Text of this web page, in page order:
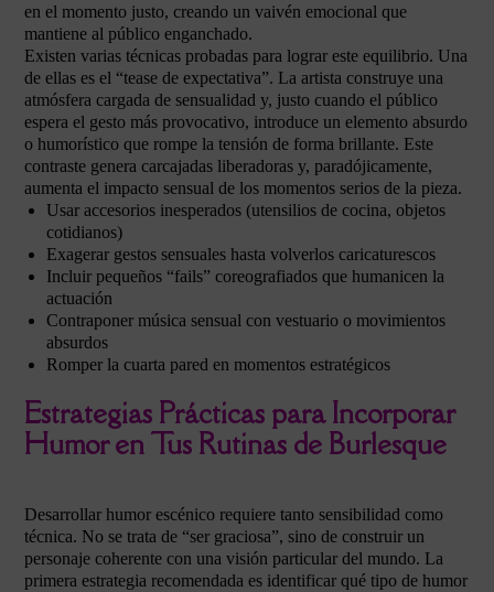
en el momento justo, creando un vaivén emocional que
mantiene al público enganchado.
Existen varias técnicas probadas para lograr este equilibrio. Una
de ellas es el “tease de expectativa”. La artista construye una
atmósfera cargada de sensualidad y, justo cuando el público
espera el gesto más provocativo, introduce un elemento absurdo
o humorístico que rompe la tensión de forma brillante. Este
contraste genera carcajadas liberadoras y, paradójicamente,
aumenta el impacto sensual de los momentos serios de la pieza.
Usar accesorios inesperados (utensilios de cocina, objetos
cotidianos)
Exagerar gestos sensuales hasta volverlos caricaturescos
Incluir pequeños “fails” coreografiados que humanicen la
actuación
Contraponer música sensual con vestuario o movimientos
absurdos
Romper la cuarta pared en momentos estratégicos
Estrategias Prácticas para Incorporar
Humor en Tus Rutinas de Burlesque
Desarrollar humor escénico requiere tanto sensibilidad como
técnica. No se trata de “ser graciosa”, sino de construir un
personaje coherente con una visión particular del mundo. La
primera estrategia recomendada es identificar qué tipo de humor